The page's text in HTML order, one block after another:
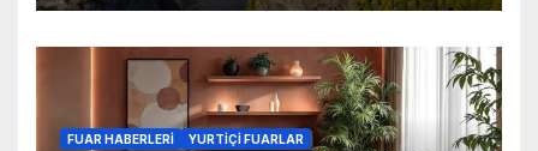
FUAR HABERLERI YURTIÇI FUARLAR